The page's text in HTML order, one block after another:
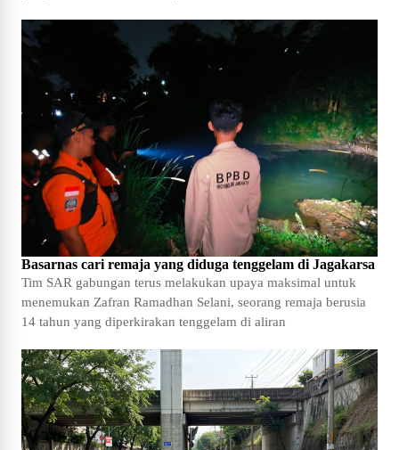
Basarnas cari remaja yang diduga tenggelam di Jagakarsa
Tim SAR gabungan terus melakukan upaya maksimal untuk
menemukan Zafran Ramadhan Selani, seorang remaja berusia
14 tahun yang diperkirakan tenggelam di aliran